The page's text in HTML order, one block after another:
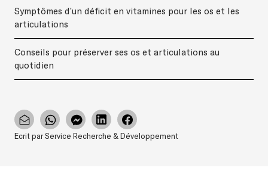
Symptômes d’un déficit en vitamines pour les os et les
articulations
Conseils pour préserver ses os et articulations au
quotidien
Ecrit par Service Recherche & Développement